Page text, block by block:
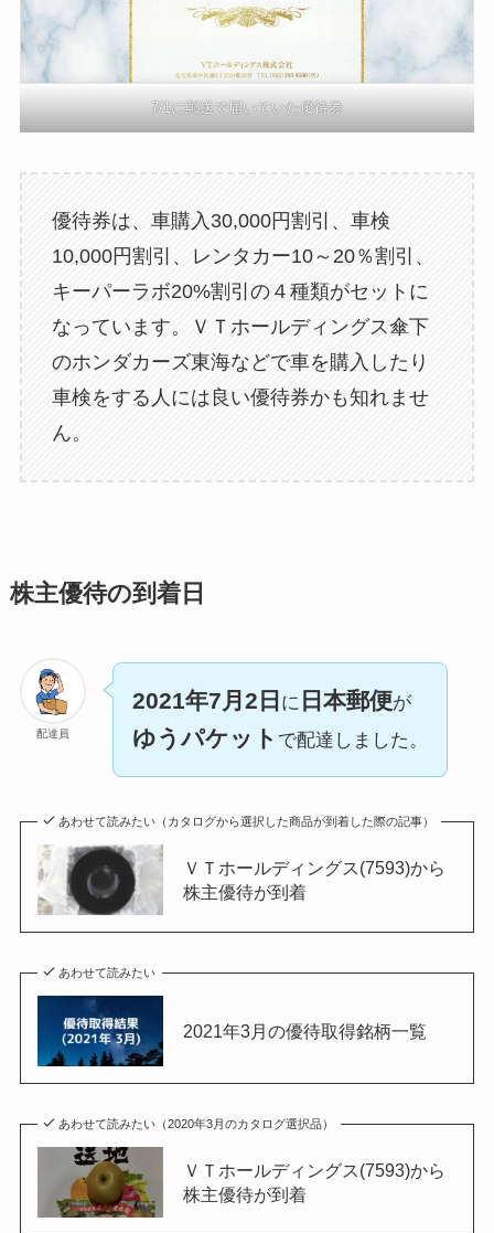
7/1に郵送で届いていた優待券
優待券は、車購入30,000円割引、車検
10,000円割引、レンタカー10～20％割引、
キーパーラボ20%割引の４種類がセットに
なっています。ＶＴホールディングス傘下
のホンダカーズ東海などで車を購入したり
車検をする人には良い優待券かも知れませ
ん。
株主優待の到着日
配達員
2021年7月2日 に 日本郵便が
ゆうパケット で配達しました。
あわせて読みたい（カタログから選択した商品が到着した際の記事）
ＶＴホールディングス(7593)から
株主優待が到着
あわせて読みたい
2021年3月の優待取得銘柄一覧
あわせて読みたい（2020年3月のカタログ選択品）
ＶＴホールディングス(7593)から
株主優待が到着